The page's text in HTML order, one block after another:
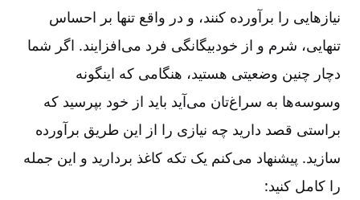
نیازهایی را برآورده کنند، و در واقع تنها بر احساس
تنهایی، شرم و از خودبیگانگی فرد می‌افزایند. اگر شما
دچار چنین وضعیتی هستید، هنگامی که اینگونه
وسوسه‌ها به سراغ‌تان می‌آید باید از خود بپرسید که
براستی قصد دارید چه نیازی را از این طریق برآورده
سازید. پیشنهاد می‌کنم یک تکه کاغذ بردارید و این جمله
را کامل کنید: